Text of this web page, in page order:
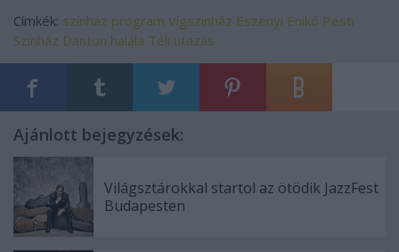
Címkék: színház program Vígszínház Eszenyi Enikő Pesti
Színház Danton halála Téli utazás
Ajánlott bejegyzések:
Világsztárokkal startol az ötödik JazzFest
Budapesten